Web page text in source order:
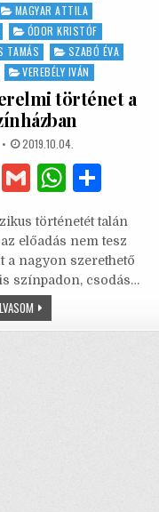
MAGYAR ATTILA
ÓDOR KRISTÓF
TAMÁS
SZABÓ ÉVA
VEREBÉLY IVÁN
történet a
PUBLISHED
DATE:
2019.10.04.
E
l
G
ai
l
W
at
s
A
ar
e
történetét talán
előadás nem tesz
a nagyon szerethető
színpadon, csodás…
MY
FAIR
LADY